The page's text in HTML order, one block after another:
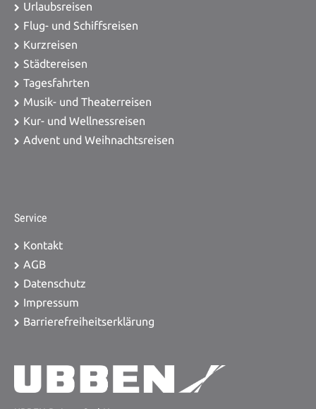
Urlaubsreisen
Flug- und Schiffsreisen
Kurzreisen
Städtereisen
Tagesfahrten
Musik- und Theaterreisen
Kur- und Wellnessreisen
Advent und Weihnachtsreisen
Service
Kontakt
AGB
Datenschutz
Impressum
Barrierefreiheitserklärung